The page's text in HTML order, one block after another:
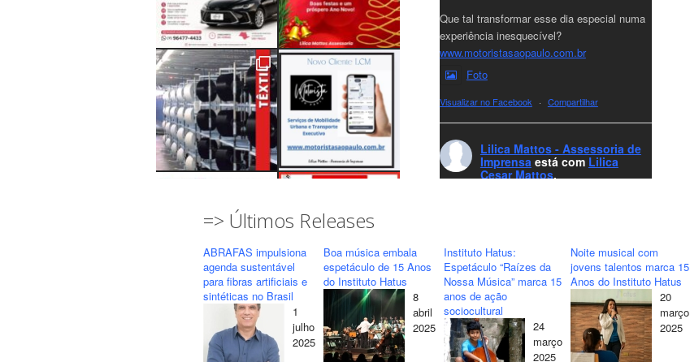
Carregar mais... Seguir
Que tal transformar esse dia especial numa
experiência inesquecível?
www.motoristasaopaulo.com.br
Foto
Visualizar no Facebook · Compartilhar
Lilica Mattos - Assessoria de
Imprensa está com Lilica
Cesar Mattos.
realizações para todos clientes, jornalistas e
amigos que sempre nos acompanham!🎄✨
🥂❤️
#lcmassessoria
#natal
#merrychristmas #felizanonovo
#HappyNewYear
=> Últimos Releases
ABRAFAS impulsiona
agenda sustentável
para fibras artificiais e
sintéticas no Brasil
1
julho
2025
Boa música embala
espetáculo de 15 Anos
do Instituto Hatus
8
abril
2025
Instituto Hatus:
Espetáculo “Raízes da
Nossa Música” marca 15
anos de ação
sociocultural
24
março
2025
Noite musical com
jovens talentos marca 15
Anos do Instituto Hatus
20
março
2025